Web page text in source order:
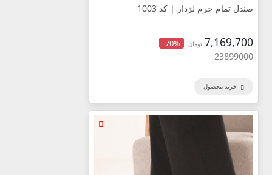
صندل تمام چرم لژدار | کد 1003
7,169,700 تومان -70%
23899000
خرید محصول